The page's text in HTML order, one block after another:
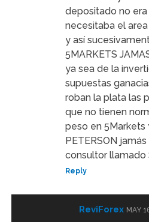
depositado no
necesitaba el
y así
5MARKETS
ya sea de la
supuestas
roban la plata las
que no tienen
peso en 5Markets
PETERSON
consultor llamado
Reply
ReviForex MAY